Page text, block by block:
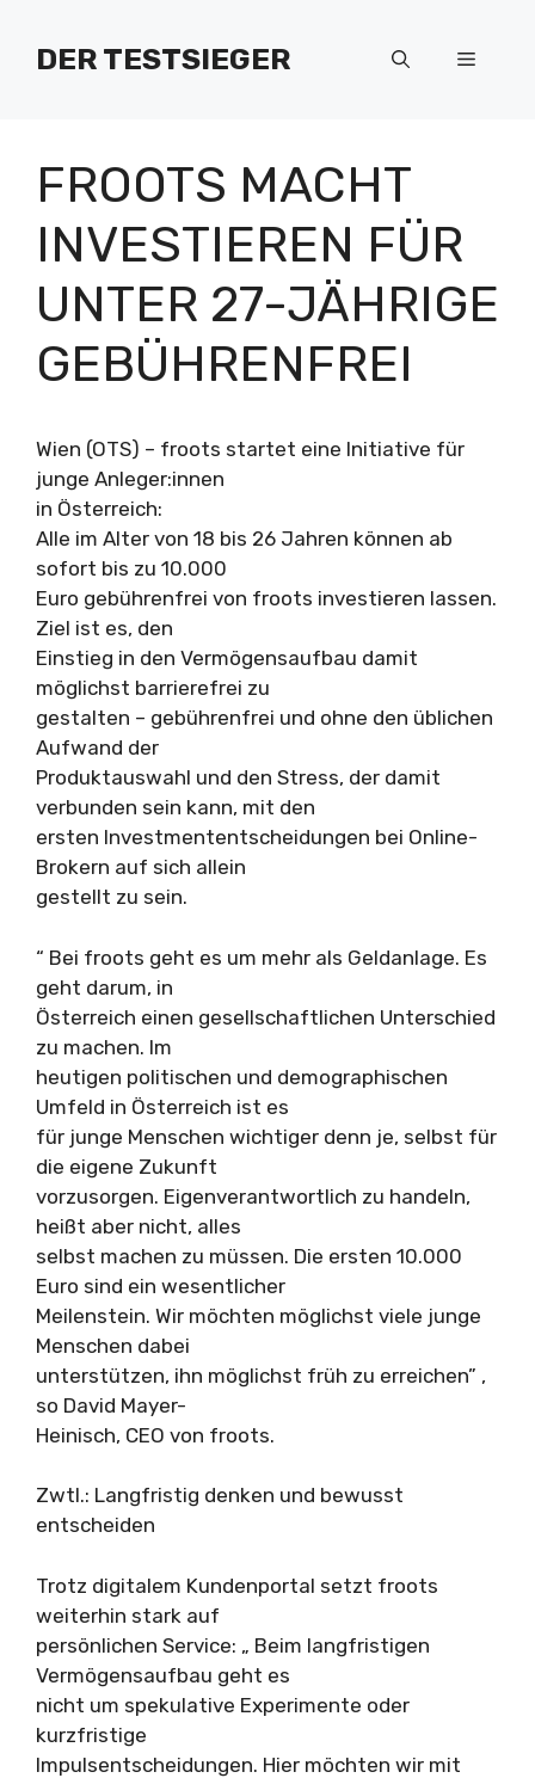
Inhalt
springenDER TESTSIEGER Menü
FROOTS MACHT
INVESTIEREN FÜR
UNTER 27-JÄHRIGE
GEBÜHRENFREI
Wien (OTS) – froots startet eine Initiative für
junge Anleger:innen
in Österreich:
Alle im Alter von 18 bis 26 Jahren können ab
sofort bis zu 10.000
Euro gebührenfrei von froots investieren lassen.
Ziel ist es, den
Einstieg in den Vermögensaufbau damit
möglichst barrierefrei zu
gestalten – gebührenfrei und ohne den üblichen
Aufwand der
Produktauswahl und den Stress, der damit
verbunden sein kann, mit den
ersten Investmententscheidungen bei Online-
Brokern auf sich allein
gestellt zu sein.
“ Bei froots geht es um mehr als Geldanlage. Es
geht darum, in
Österreich einen gesellschaftlichen Unterschied
zu machen. Im
heutigen politischen und demographischen
Umfeld in Österreich ist es
für junge Menschen wichtiger denn je, selbst für
die eigene Zukunft
vorzusorgen. Eigenverantwortlich zu handeln,
heißt aber nicht, alles
selbst machen zu müssen. Die ersten 10.000
Euro sind ein wesentlicher
Meilenstein. Wir möchten möglichst viele junge
Menschen dabei
unterstützen, ihn möglichst früh zu erreichen” ,
so David Mayer-
Heinisch, CEO von froots.
Zwtl.: Langfristig denken und bewusst
entscheiden
Trotz digitalem Kundenportal setzt froots
weiterhin stark auf
persönlichen Service: „ Beim langfristigen
Vermögensaufbau geht es
nicht um spekulative Experimente oder
kurzfristige
Impulsentscheidungen. Hier möchten wir mit